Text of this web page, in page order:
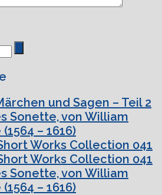
und Sagen – Teil 2
Sonette, von William
– 1616)
Works Collection 041
Works Collection 041
Sonette, von William
– 1616)